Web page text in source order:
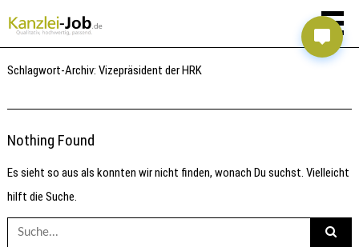
Schlagwort-Archiv:Vizepräsident der HRK
Nothing Found
Es sieht so aus als konnten wir nicht finden, wonach Du suchst. Vielleicht
hilft die Suche.
Suche
nach: